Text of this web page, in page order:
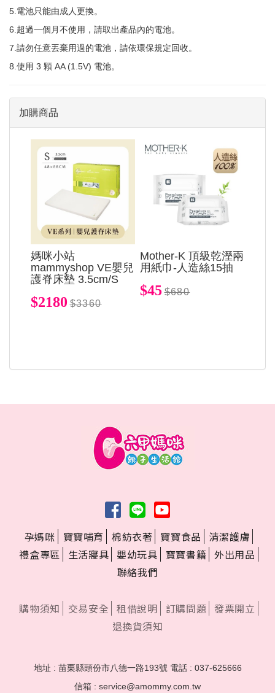
5.電池只能由成人更換。
6.超過一個月不使用，請取出產品內的電池。
7.請勿任意丟棄用過的電池，請依環保規定回收。
8.使用 3 顆 AA (1.5V) 電池。
加購商品
媽咪小站
mammyshop VE嬰兒
護脊床墊 3.5cm/S
$2180 $3360
Mother-K 頂級乾溼兩
用紙巾-人造絲15抽
$45 $680
孕媽咪 寶寶哺育 棉紡衣著 寶寶食品
清潔護膚
禮盒專區
生活寢具 嬰幼玩具 寶寶書籍 外出用品
聯絡我們
購物須知 交易安全 租借說明 訂購問題 發票開立
退換貨須知
地址 : 苗栗縣頭份市八德一路193號 電話 : 037-625666
信箱 : service@amommy.com.tw